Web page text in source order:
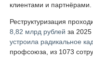
клиентами и партнёрами.
Реструктуризация
8,82 млрд рублей за
устроила радикальное
профсоюза, из 1073